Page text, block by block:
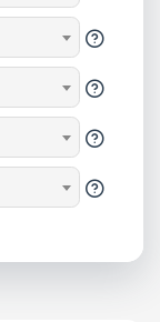
?
?
?
?